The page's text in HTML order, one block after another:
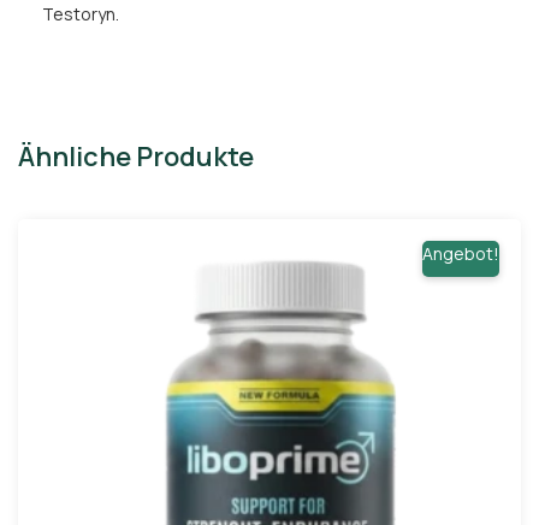
Testoryn.
Ähnliche Produkte
Angebot!